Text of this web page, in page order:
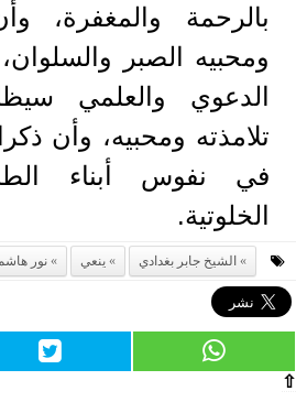
بالرحمة والمغفرة،
ومحبيه الصبر
الدعوي والعلمي
تلامذته ومحبيه، وأن
في نفوس أبناء
الخلوتية.
الشيخ جابر بغدادي ينعي نور
⇧